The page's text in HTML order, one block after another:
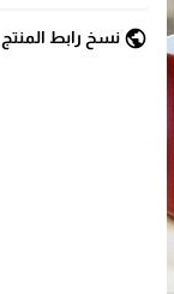
public نسخ رابط المنتج